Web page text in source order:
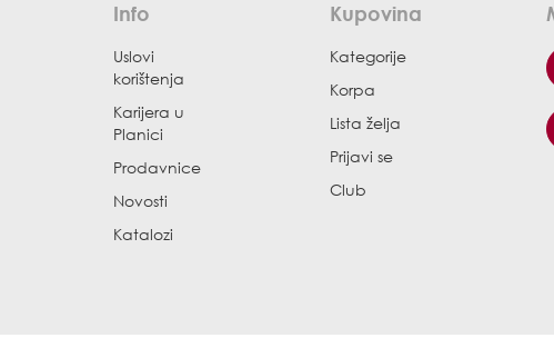
Info
Uslovi
korištenja
Karijera u
Planici
Prodavnice
Novosti
Katalozi
Kupovina
Kategorije
Korpa
Lista želja
Prijavi se
Club